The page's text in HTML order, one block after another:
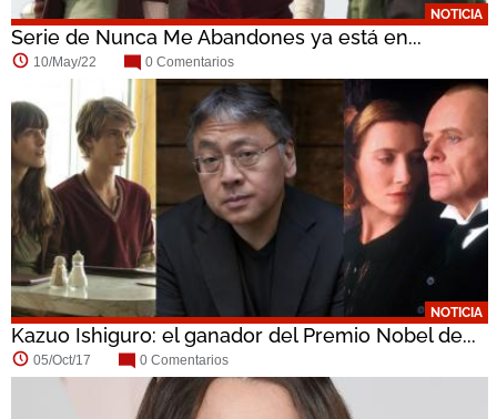
NOTICIA
Serie de Nunca Me Abandones ya está en...
10/May/22 0 Comentarios
NOTICIA
Kazuo Ishiguro: el ganador del Premio Nobel de...
05/Oct/17 0 Comentarios